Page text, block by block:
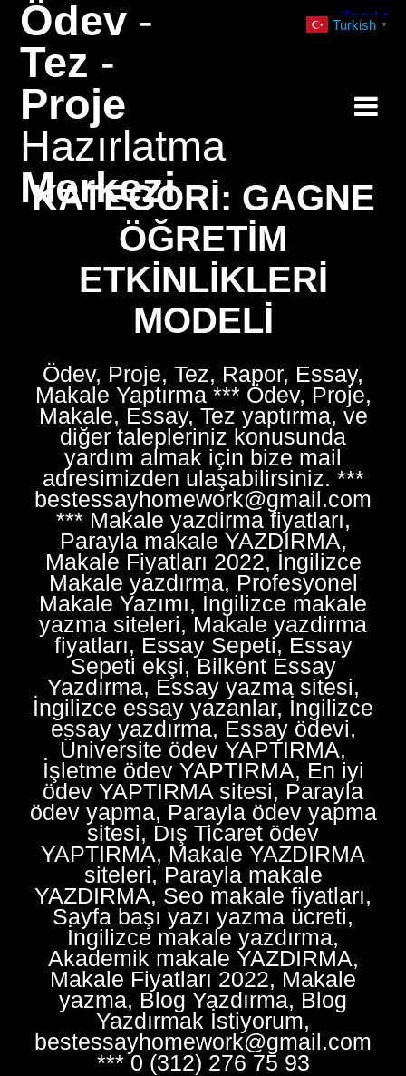
Ödev -
Tez -
Proje
Hazırlatma
Merkezi
KATEGORI: GAGNE
ÖĞRETIM
ETKINLIKLERI
MODELI
Ödev, Proje, Tez, Rapor, Essay,
Makale Yaptırma *** Ödev, Proje,
Makale, Essay, Tez yaptırma, ve
diğer talepleriniz konusunda
yardım almak için bize mail
adresimizden ulaşabilirsiniz. ***
bestessayhomework@gmail.com
*** Makale yazdirma fiyatları,
Parayla makale YAZDIRMA,
Makale Fiyatları 2022, İngilizce
Makale yazdırma, Profesyonel
Makale Yazımı, İngilizce makale
yazma siteleri, Makale yazdirma
fiyatları, Essay Sepeti, Essay
Sepeti ekşi, Bilkent Essay
Yazdırma, Essay yazma sitesi,
İngilizce essay yazanlar, İngilizce
essay yazdırma, Essay ödevi,
Üniversite ödev YAPTIRMA,
İşletme ödev YAPTIRMA, En iyi
ödev YAPTIRMA sitesi, Parayla
ödev yapma, Parayla ödev yapma
sitesi, Dış Ticaret ödev
YAPTIRMA, Makale YAZDIRMA
siteleri, Parayla makale
YAZDIRMA, Seo makale fiyatları,
Sayfa başı yazı yazma ücreti,
İngilizce makale yazdırma,
Akademik makale YAZDIRMA,
Makale Fiyatları 2022, Makale
yazma, Blog Yazdırma, Blog
Yazdırmak İstiyorum,
bestessayhomework@gmail.com
*** 0 (312) 276 75 93
Turkish ▼